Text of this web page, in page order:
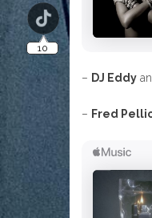
– DJ Eddy
– Fred